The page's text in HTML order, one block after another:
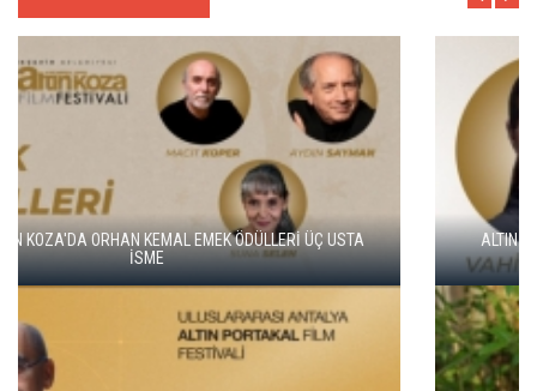
ALTIN KOZA'NIN ONUR ÖDÜLLERİ FERZAN ÖZPETEK VE VAHİDE
PERÇİN'İN